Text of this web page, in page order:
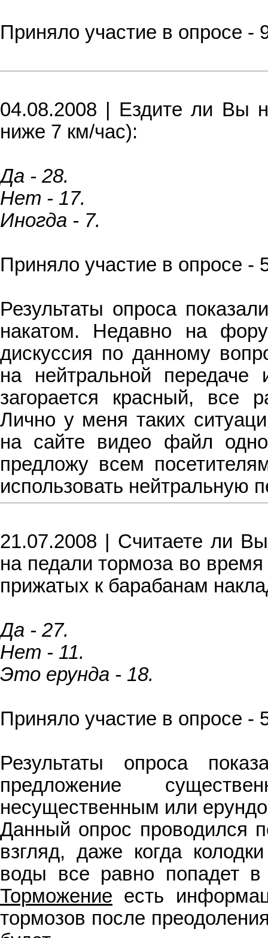
Приняло участие в опросе -
04.08.2008 | Ездите ли Вы
ниже 7 км/час):
Да - 28.
Нет - 17.
Иногда - 7.
Приняло участие в опросе -
Результаты опроса
накатом. Недавно на
дискуссия по данному
на нейтральной передаче
загорается красный, все
Лично у меня таких
на сайте видео файл
предложу всем
использовать нейтральную
21.07.2008 | Считаете ли
на педали тормоза во
прижатых к барабанам
Да - 27.
Нет - 11.
Это ерунда - 18.
Приняло участие в опросе -
Результаты опроса
предложение
несущественным или
Данный опрос проводился
взгляд, даже когда
воды все равно попадет
Торможение есть
тормозов после